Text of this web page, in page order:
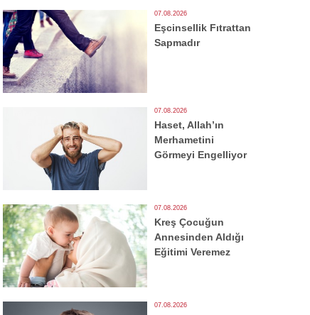
07.08.2026
Eşcinsellik Fıtrattan
Sapmadır
07.08.2026
Haset, Allah’ın
Merhametini
Görmeyi Engelliyor
07.08.2026
Kreş Çocuğun
Annesinden Aldığı
Eğitimi Veremez
07.08.2026